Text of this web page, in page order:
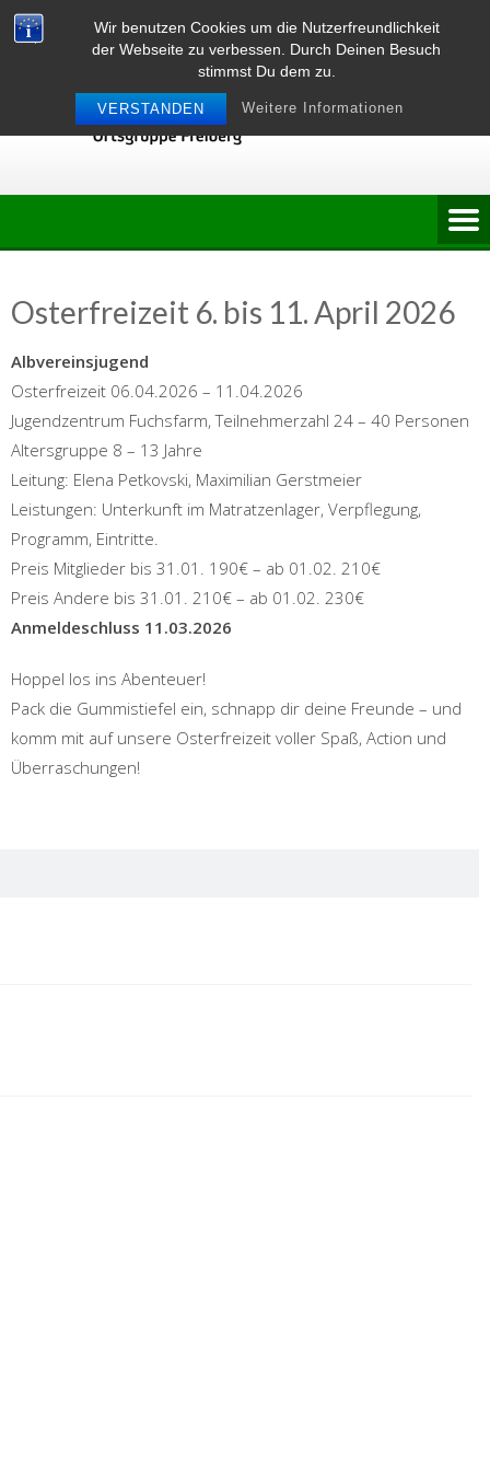
Wir benutzen Cookies um die Nutzerfreundlichkeit
der Webseite zu verbessen. Durch Deinen Besuch
stimmst Du dem zu.
VERSTANDEN Weitere Informationen
Skip
to
Osterfreizeit 6. bis 11. April 2026
Albvereinsjugend
Osterfreizeit 06.04.2026 – 11.04.2026
Jugendzentrum Fuchsfarm, Teilnehmerzahl 24 – 40 Personen
Altersgruppe 8 – 13 Jahre
Leitung: Elena Petkovski, Maximilian Gerstmeier
Leistungen: Unterkunft im Matratzenlager, Verpflegung,
Programm, Eintritte.
Preis Mitglieder bis 31.01. 190€ – ab 01.02. 210€
Preis Andere bis 31.01. 210€ – ab 01.02. 230€
Anmeldeschluss 11.03.2026
Hoppel los ins Abenteuer!
Pack die Gummistiefel ein, schnapp dir deine Freunde – und
komm mit auf unsere Osterfreizeit voller Spaß, Action und
Überraschungen!